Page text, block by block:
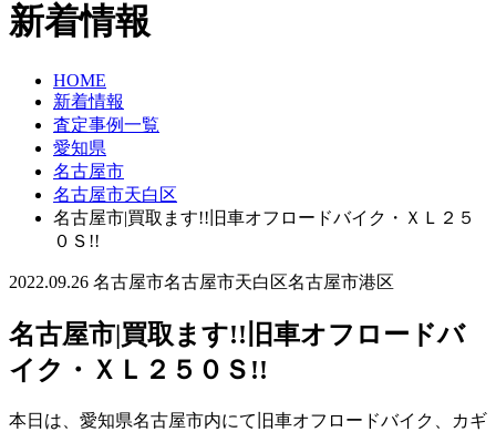
新着情報
HOME
新着情報
査定事例一覧
愛知県
名古屋市
名古屋市天白区
名古屋市|買取ます!!旧車オフロードバイク・ＸＬ２５
０Ｓ!!
2022.09.26 名古屋市名古屋市天白区名古屋市港区
名古屋市|買取ます!!旧車オフロードバ
イク・ＸＬ２５０Ｓ!!
本日は、愛知県名古屋市内にて旧車オフロードバイク、カギ